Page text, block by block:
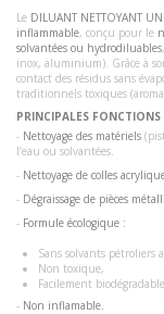
Le DILUANT NETTOYANT
inflammable, conçu pour le
solvantées ou hydrodiluables
inox, aluminium). Grâce à
contact des résidus sans
traditionnels toxiques
PRINCIPALES FONCTIONS
- Nettoyage des matériels
l’eau ou solvantées.
- Nettoyage de colles
- Dégraissage de pièces
- Formule écologique :
Sans solvants pétroliers
Non toxique,
Facilement
- Non inflamable.